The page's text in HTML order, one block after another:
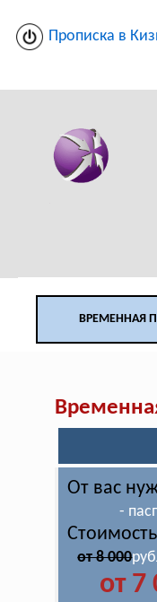
Прописка в
ВРЕМЕННАЯ
От вас
-
Стоимость
от 8 000
от 7